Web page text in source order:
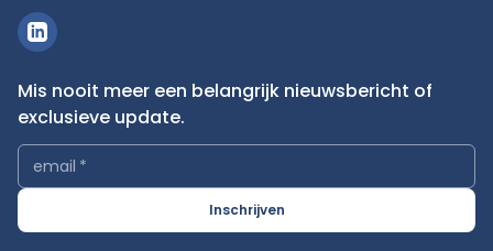
Mis nooit meer een belangrijk nieuwsbericht of
exclusieve update.
email *
Inschrijven